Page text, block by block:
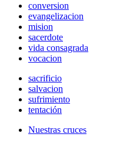
conversion
evangelizacion
mision
sacerdote
vida consagrada
vocacion
sacrificio
salvacion
sufrimiento
tentación
Nuestras cruces